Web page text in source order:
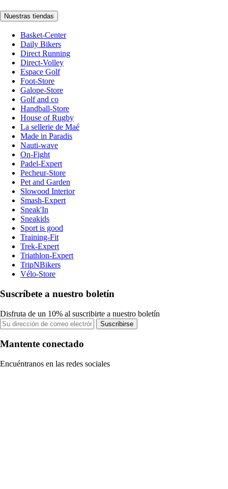
Nuestras tiendas
Basket-Center
Daily Bikers
Direct Running
Direct-Volley
Espace Golf
Foot-Store
Galope-Store
Golf and co
Handball-Store
House of Rugby
La sellerie de Maé
Made in Paradis
Nauti-wave
On-Fight
Padel-Expert
Pecheur-Store
Pet and Garden
Slowood Interior
Smash-Expert
Sneak'In
Sneakids
Sport is good
Training-Fit
Trek-Expert
Triathlon-Expert
TripNBikers
Vélo-Store
Suscríbete a nuestro boletín
Disfruta de un 10% al suscribirte a nuestro boletín
Suscribirse
Mantente conectado
Encuéntranos en las redes sociales